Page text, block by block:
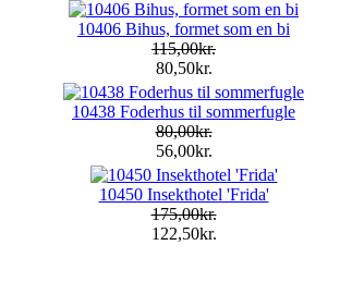
10406 Bihus, formet som en bi
115,00kr.
80,50kr.
10438 Foderhus til sommerfugle
80,00kr.
56,00kr.
10450 Insekthotel 'Frida'
175,00kr.
122,50kr.